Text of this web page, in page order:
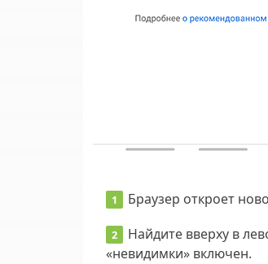
Браузер откроет
Найдите вверху в
«невидимки» включен.